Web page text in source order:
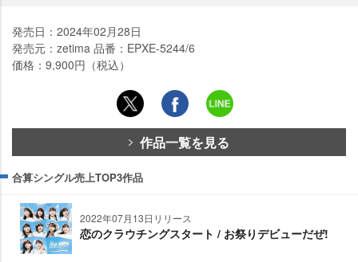
発売日：2024年02月28日
発売元：zetima 品番：EPXE-5244/6
価格：9,900円（税込）
作品一覧を見る
合算シングル売上TOP3作品
2022年07月13日リリース
恋のクラウチングスタート / お祭りデビューだぜ!